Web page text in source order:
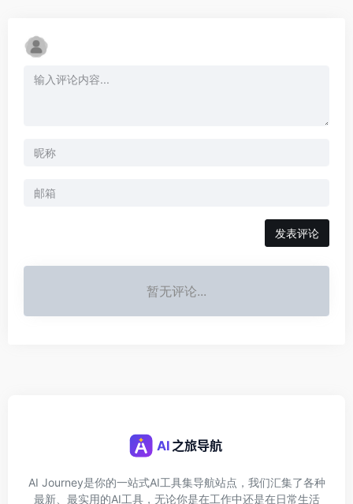
发表评论
暂无评论...
AI Journey是你的一站式AI工具集导航站点，我们汇集了各种
最新、最实用的AI工具，无论你是在工作中还是在日常生活